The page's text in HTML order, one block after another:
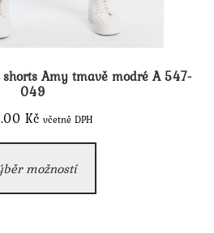
Amy tmavě modré A 547-
049
Kč včetně DPH
možností
má